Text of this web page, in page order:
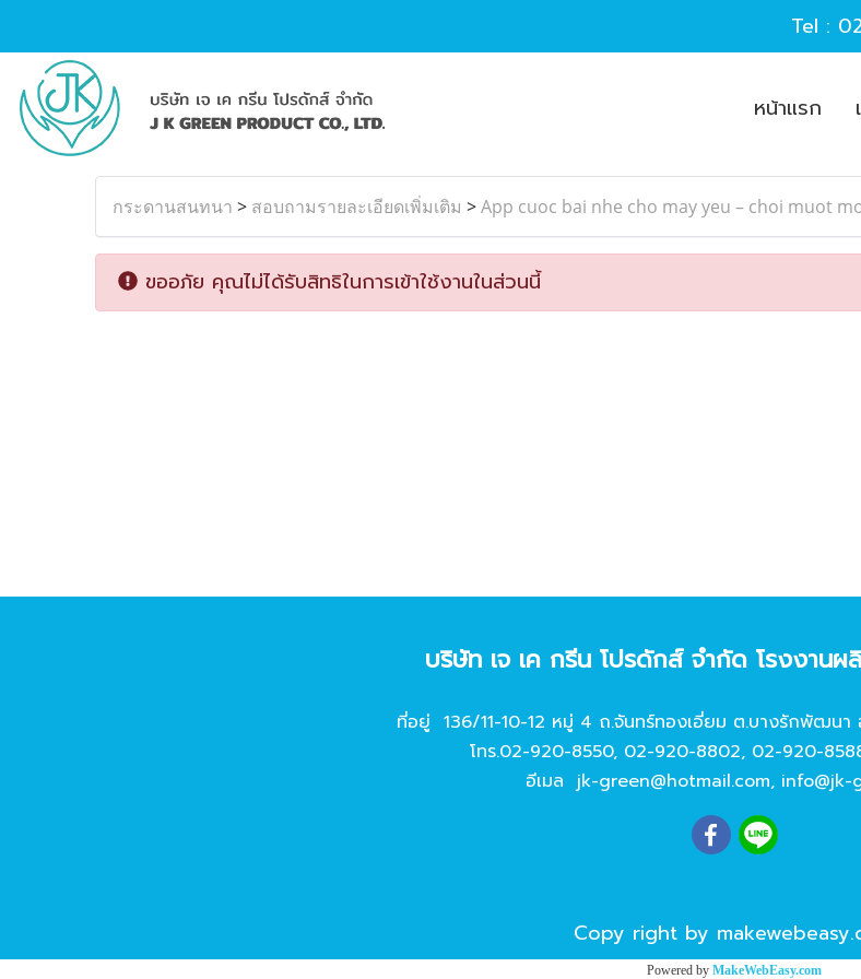
Tel :
หน้าแรก
กระดานสนทนา > สอบถามรายละเอียดเพิ่มเติม >App cuoc bai nhe cho may yeu – choi muot
ขออภัย คุณไม่ได้รับสิทธิในการเข้าใช้งานในส่วนนี้
บริษัท เจ เค กรีน โปรดักส์ จํากัด โรงงาน
ที่อยู่ 136/11-10-12 หมู่ 4 ถ.จันทร์ทองเอี่ยม ต.บางรักพัฒนา
โทร.02-920-8550, 02-920-8802, 02-920-
อีเมล jk-green@hotmail.com, info@jk-
Copy right by
Powered by MakeWebEasy.com